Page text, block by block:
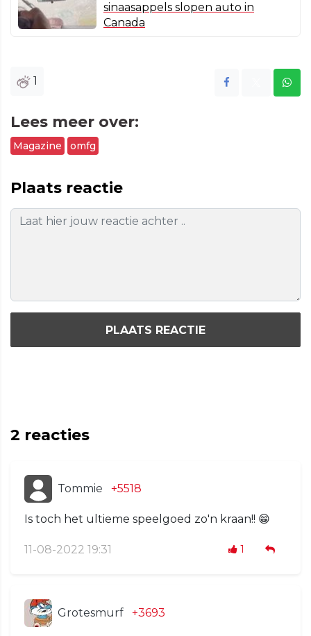
sinaasappels slopen auto in
Canada
1
Lees meer over:
Magazine omfg
Plaats reactie
PLAATS REACTIE
2 reacties
Tommie +5518
Is toch het ultieme speelgoed zo'n kraan!! 😁
11-08-2022 19:31 1
Grotesmurf +3693